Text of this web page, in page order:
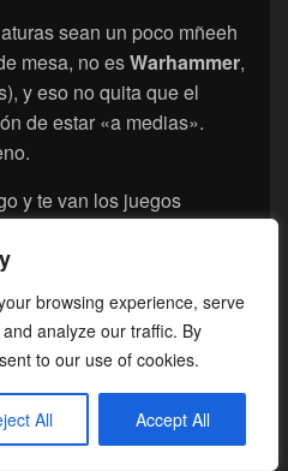
browsing experience, serve
analyze our traffic. By
to our use of cookies.
All Accept All
sean un poco mñeeh
mesa, no esWarhammer,
y eso no quita que el
de estar «a medias».
y te van los juegos
buen juego pero ten en
es abrupta.
para empezar a
PDF.
como suele ser en